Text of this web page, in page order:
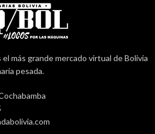
más grande mercado virtual de Bolivia
pesada.